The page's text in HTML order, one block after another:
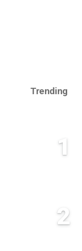
Trending
1
2